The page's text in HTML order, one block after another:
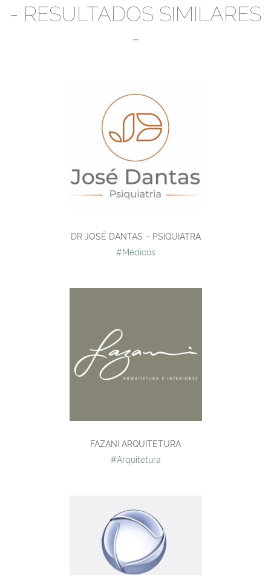
- RESULTADOS SIMILARES
-
DR JOSÉ DANTAS – PSIQUIATRA
#Médicos
FAZANI ARQUITETURA
#Arquitetura